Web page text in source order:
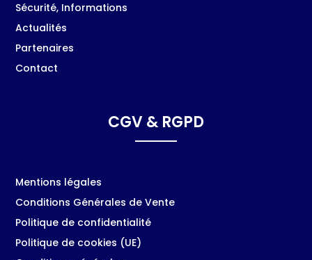
Sécurité, Informations
Actualités
Partenaires
Contact
CGV & RGPD
Mentions légales
Conditions Générales de Vente
Politique de confidentialité
Politique de cookies (UE)